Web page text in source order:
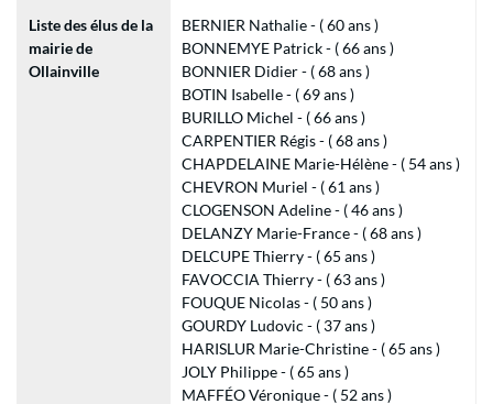
Liste des élus de la
mairie de
Ollainville
BERNIER Nathalie - ( 60 ans )
BONNEMYE Patrick - ( 66 ans )
BONNIER Didier - ( 68 ans )
BOTIN Isabelle - ( 69 ans )
BURILLO Michel - ( 66 ans )
CARPENTIER Régis - ( 68 ans )
CHAPDELAINE Marie-Hélène - ( 54 ans )
CHEVRON Muriel - ( 61 ans )
CLOGENSON Adeline - ( 46 ans )
DELANZY Marie-France - ( 68 ans )
DELCUPE Thierry - ( 65 ans )
FAVOCCIA Thierry - ( 63 ans )
FOUQUE Nicolas - ( 50 ans )
GOURDY Ludovic - ( 37 ans )
HARISLUR Marie-Christine - ( 65 ans )
JOLY Philippe - ( 65 ans )
MAFFÉO Véronique - ( 52 ans )